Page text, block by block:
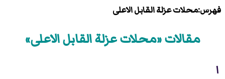
فهرس:محلات عزلة القابل الاعلى
مقالات «محلات عزلة القابل الاعلى»
ا